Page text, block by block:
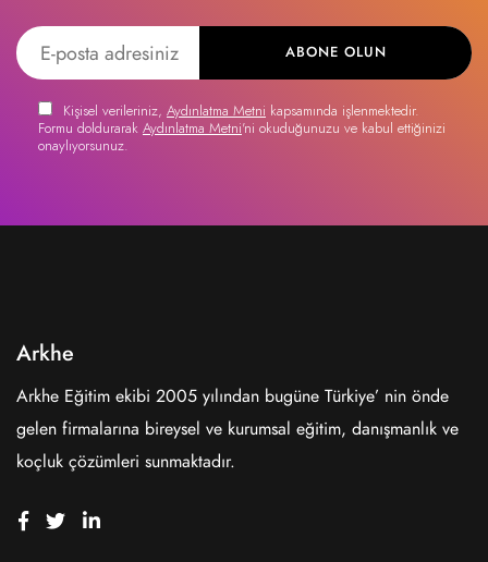
ABONE OLUN
Kişisel verileriniz, Aydınlatma Metni kapsamında işlenmektedir.
Formu doldurarak Aydınlatma Metni'ni okuduğunuzu ve kabul ettiğinizi
onaylıyorsunuz.
Arkhe
Arkhe Eğitim ekibi 2005 yılından bugüne Türkiye’ nin önde
gelen firmalarına bireysel ve kurumsal eğitim, danışmanlık ve
koçluk çözümleri sunmaktadır.